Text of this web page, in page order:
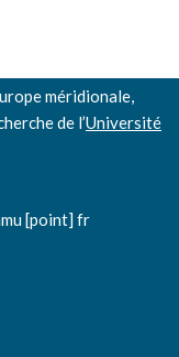
méridionale,
de l’Université
[point] fr